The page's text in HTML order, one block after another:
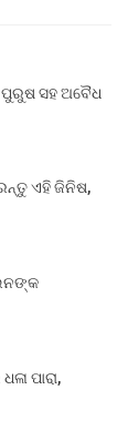
ସହ ଅବୈଧ
ଏହି ଜିନିଷ,
ପାରା,